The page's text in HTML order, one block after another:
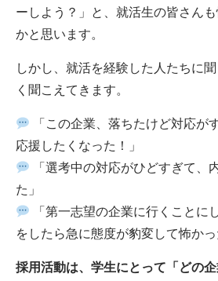
ーしよう？」と、就活生の皆さん
かと思います。
しかし、就活を経験した人たちに
く聞こえてきます。
「この企業、落ちたけど対応が
応援したくなった！」
「選考中の対応がひどすぎて、
た」
「第一志望の企業に行くことに
をしたら急に態度が豹変して怖か
採用活動は、学生にとって「どの